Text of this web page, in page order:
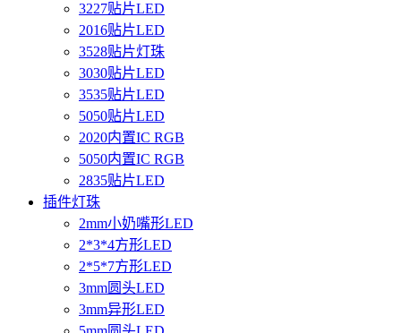
3227贴片LED
2016贴片LED
3528贴片灯珠
3030贴片LED
3535贴片LED
5050贴片LED
2020内置IC RGB
5050内置IC RGB
2835贴片LED
插件灯珠
2mm小奶嘴形LED
2*3*4方形LED
2*5*7方形LED
3mm圆头LED
3mm异形LED